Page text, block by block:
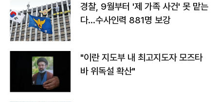
경찰, 9월부터 '제 가족 사건' 못 맡는
다…수사인력 881명 보강
"이란 지도부 내 최고지도자 모즈타
바 위독설 확산"